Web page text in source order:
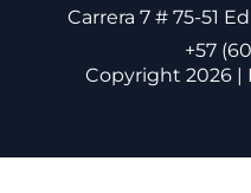
Carrera 7 # 75-51
+57
Copyright 2026 |